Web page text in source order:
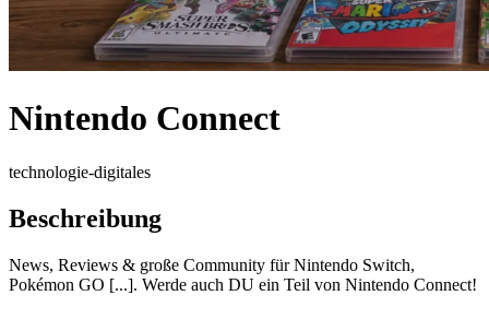
Nintendo Connect
technologie-digitales
Beschreibung
News, Reviews & große Community für Nintendo Switch,
Pokémon GO [...]. Werde auch DU ein Teil von Nintendo Connect!